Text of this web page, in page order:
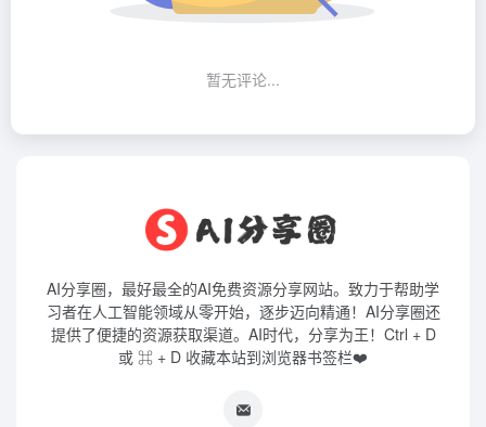
暂无评论...
AI分享圈，最好最全的AI免费资源分享网站。致力于帮助学
习者在人工智能领域从零开始，逐步迈向精通！AI分享圈还
提供了便捷的资源获取渠道。AI时代，分享为王！Ctrl + D
或 ⌘ + D 收藏本站到浏览器书签栏❤️